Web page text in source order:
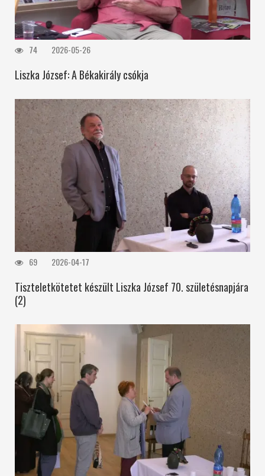
74 2026-05-26
Liszka József: A Békakirály csókja
69 2026-04-17
Tiszteletkötetet készült Liszka József 70. születésnapjára
(2)